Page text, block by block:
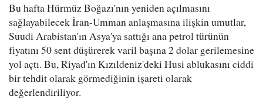
Bu hafta Hürmüz Boğazı'nın yeniden açılmasını
sağlayabilecek İran-Umman anlaşmasına ilişkin umutlar,
Suudi Arabistan'ın Asya'ya sattığı ana petrol türünün
fiyatını 50 sent düşürerek varil başına 2 dolar gerilemesine
yol açtı. Bu, Riyad'ın Kızıldeniz'deki Husi ablukasını ciddi
bir tehdit olarak görmediğinin işareti olarak
değerlendiriliyor.